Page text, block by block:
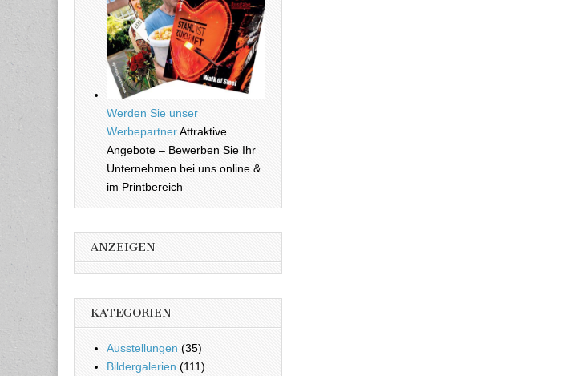
Werden Sie unser
WerbepartnerAttraktive
Angebote – Bewerben Sie Ihr
Unternehmen bei uns online &
im Printbereich
ANZEIGEN
KATEGORIEN
Ausstellungen (35)
Bildergalerien (111)